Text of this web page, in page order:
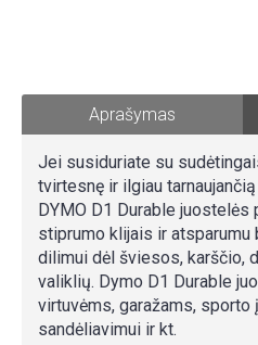
Aprašymas
Jei susiduriate su
tvirtesnę ir ilgiau
DYMO D1 Durable juostelės
stiprumo klijais ir atsparumu
dilimui dėl šviesos, karščio,
valiklių. Dymo D1 Durable
virtuvėms, garažams, sporto
sandėliavimui ir kt.